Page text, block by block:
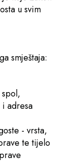
u svim
smještaja:
adresa
- vrsta,
te tijelo